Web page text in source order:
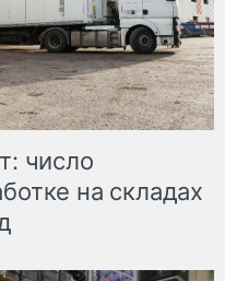
число
на складах